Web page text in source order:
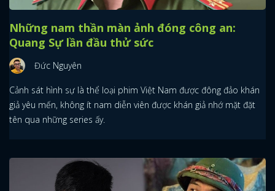
Những nam thần màn ảnh đóng công an:
Quang Sự lần đầu thử sức
Đức Nguyên
Cảnh sát hình sự là thể loại phim Việt Nam được đông đảo khán
giả yêu mến, không ít nam diễn viên được khán giả nhớ mặt đặt
tên qua những series ấy.